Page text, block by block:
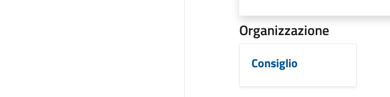
Organizzazione
Consiglio